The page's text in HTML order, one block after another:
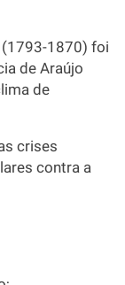
(1793-1870) foi
de Araújo
de
crises
contra a